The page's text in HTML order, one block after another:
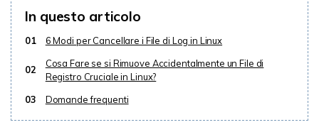
In questo articolo
01 6 Modi per Cancellare i File di Log in Linux
02
Cosa Fare se si Rimuove Accidentalmente un File di
Registro Cruciale in Linux?
03
Domande frequenti